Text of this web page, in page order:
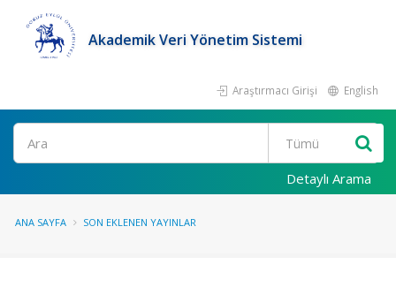
Akademik Veri Yönetim Sistemi
Araştırmacı Girişi English
Ara
Detaylı Arama
ANA SAYFA SON EKLENEN YAYINLAR